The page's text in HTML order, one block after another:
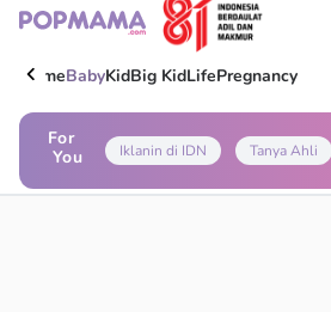
HomeBabyKidBig KidLifePregnancy
For
You
Iklanin di IDN Tanya Ahli